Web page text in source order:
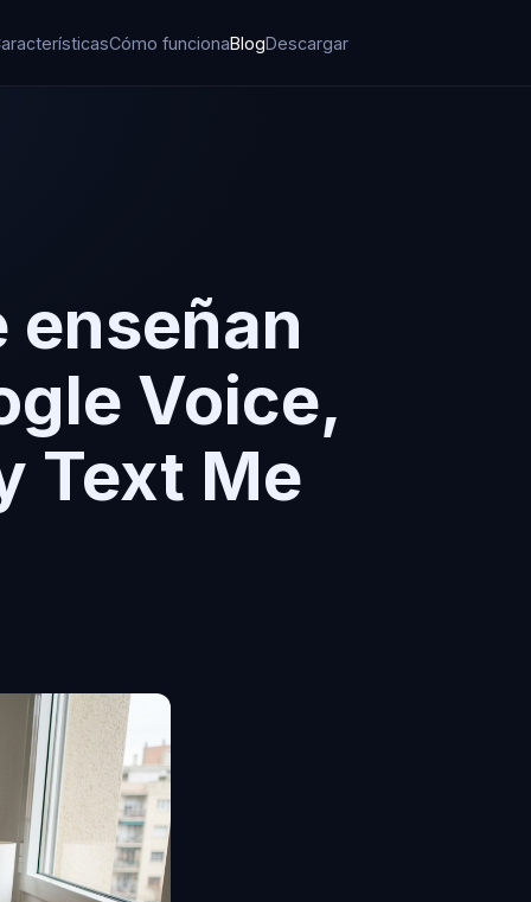
Cómo funcionaBlogDescargar
Voice,
Text Me